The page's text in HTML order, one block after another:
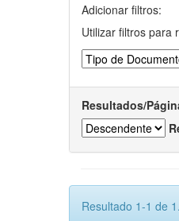
Adicionar filtros:
Utilizar filtros para
Resultados/
Resultado 1-1 de 1.